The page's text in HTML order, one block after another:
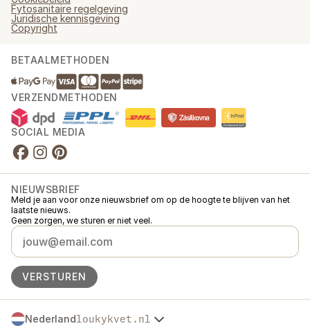
Fytosanitaire regelgeving
Juridische kennisgeving
Copyright
BETAALMETHODEN
VERZENDMETHODEN
SOCIAL MEDIA
NIEUWSBRIEF
Meld je aan voor onze nieuwsbrief om op de hoogte te blijven van het
laatste nieuws.
Geen zorgen, we sturen er niet veel.
VERSTUREN
Nederlandloukykvet.nl